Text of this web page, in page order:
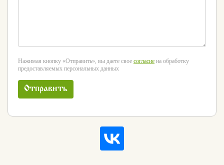
Нажимая кнопку «Отправить», вы даете свое согласие на обработку
предоставляемых персональных данных
Отправить